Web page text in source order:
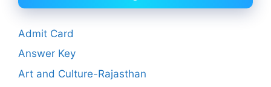
Admit Card
Answer Key
Art and Culture-Rajasthan